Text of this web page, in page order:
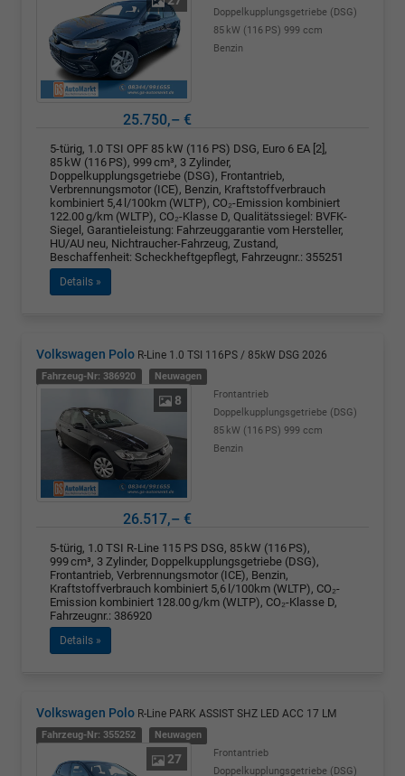
Doppelkupplungsgetriebe (DSG)
85 kW (116 PS) 999 ccm
Benzin
25.750,– €
5-türig, 1.0 TSI OPF 85 kW (116 PS) DSG, Euro 6 EA [2],
85 kW (116 PS), 999 cm³, 3 Zylinder,
Doppelkupplungsgetriebe (DSG), Frontantrieb,
Verbrennungsmotor (ICE), Benzin, Kraftstoffverbrauch
kombiniert 5,4 l/100km (WLTP), CO₂-Emission kombiniert
122.00 g/km (WLTP), CO₂-Klasse D, Qualitätssiegel: BVFK-
Siegel, Garantieleistung: Fahrzeuggarantie vom Hersteller,
HU/AU neu, Nichtraucher-Fahrzeug, Zustand,
Beschaffenheit: Scheckheftgepflegt, Fahrzeugnr.: 355251
Details »
Volkswagen Polo R-Line 1.0 TSI 116PS / 85kW DSG 2026
Fahrzeug-Nr: 386920 Neuwagen
8
Frontantrieb
Doppelkupplungsgetriebe (DSG)
85 kW (116 PS) 999 ccm
Benzin
26.517,– €
5-türig, 1.0 TSI R-Line 115 PS DSG, 85 kW (116 PS),
999 cm³, 3 Zylinder, Doppelkupplungsgetriebe (DSG),
Frontantrieb, Verbrennungsmotor (ICE), Benzin,
Kraftstoffverbrauch kombiniert 5,6 l/100km (WLTP), CO₂-
Emission kombiniert 128.00 g/km (WLTP), CO₂-Klasse D,
Fahrzeugnr.: 386920
Details »
Volkswagen Polo R-Line PARK ASSIST SHZ LED ACC 17 LM
Fahrzeug-Nr: 355252 Neuwagen
27
Frontantrieb
Doppelkupplungsgetriebe (DSG)